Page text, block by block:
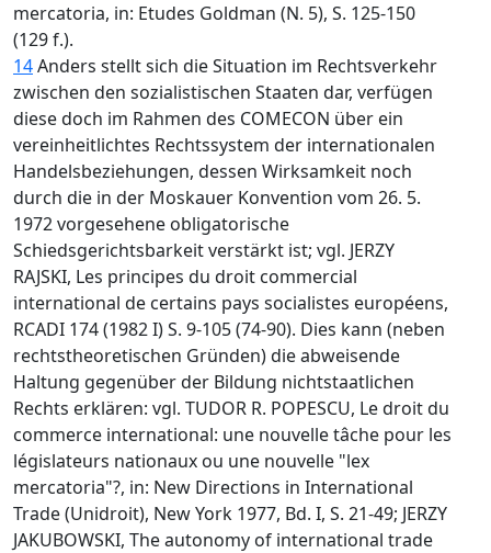
mercatoria, in: Etudes Goldman (N. 5), S. 125-150
(129 f.).
14Anders stellt sich die Situation im Rechtsverkehr
zwischen den sozialistischen Staaten dar, verfügen
diese doch im Rahmen des COMECON über ein
vereinheitlichtes Rechtssystem der internationalen
Handelsbeziehungen, dessen Wirksamkeit noch
durch die in der Moskauer Konvention vom 26. 5.
1972 vorgesehene obligatorische
Schiedsgerichtsbarkeit verstärkt ist; vgl. JERZY
RAJSKI, Les principes du droit commercial
international de certains pays socialistes européens,
RCADI 174 (1982 I) S. 9-105 (74-90). Dies kann (neben
rechtstheoretischen Gründen) die abweisende
Haltung gegenüber der Bildung nichtstaatlichen
Rechts erklären: vgl. TUDOR R. POPESCU, Le droit du
commerce international: une nouvelle tâche pour les
législateurs nationaux ou une nouvelle "lex
mercatoria"?, in: New Directions in International
Trade (Unidroit), New York 1977, Bd. I, S. 21-49; JERZY
JAKUBOWSKI, The autonomy of international trade